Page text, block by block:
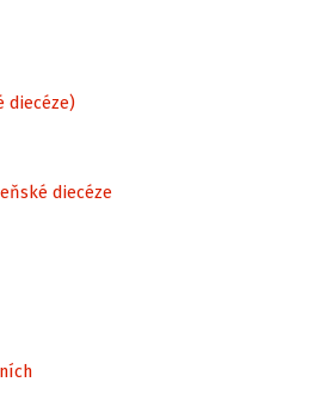
diecéze)
diecéze